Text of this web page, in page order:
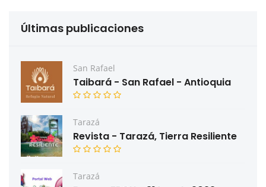
Últimas publicaciones
San Rafael
Taibará - San Rafael - Antioquia
Tarazá
Revista - Tarazá, Tierra Resiliente
Tarazá